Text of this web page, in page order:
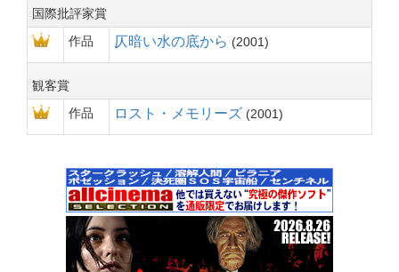
国際批評家賞
作品
仄暗い水の底から 2001
観客賞
作品
ロスト・メモリーズ 2001